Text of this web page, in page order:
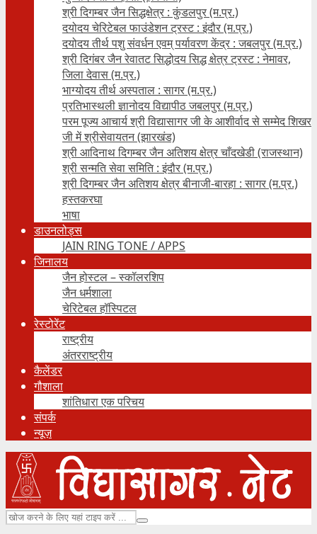
श्री दिगम्बर जैन सिद्धक्षेत्र : कुंडलपुर (म.प्र.)
दयोदय चेरिटेबल फाउंडेशन ट्रस्ट : इंदौर (म.प्र.)
दयोदय तीर्थ पशु संवर्धन एवम्‌ पर्यावरण केंद्र : जबलपुर (म.प्र.)
श्री दिगंबर जैन रेवातट सिद्धोदय सिद्ध क्षेत्र ट्रस्ट : नेमावर,
जिला देवास (म.प्र.)
भाग्योदय तीर्थ अस्पताल : सागर (म.प्र.)
प्रतिभास्थली ज्ञानोदय विद्यापीठ जबलपुर (म.प्र.)
परम पूज्य आचार्य श्री विद्यासागर जी के आशीर्वाद से सम्मेद शिखर
जी में श्रीसेवायतन (झारखंड)
श्री आदिनाथ दिगम्बर जैन अतिशय क्षेत्र चाँदखेडी (राजस्थान)
श्री सन्मति सेवा समिति : इंदौर (म.प्र.)
श्री दिगम्बर जैन अतिशय क्षेत्र बीनाजी-बारहा : सागर (म.प्र.)
हस्तकरघा
भाषा
डाउनलोड्स
JAIN RING TONE / APPS
जिनालय
जैन होस्टल – स्कॉलरशिप
जैन धर्मशाला
चेरिटेबल हॉस्पिटल
रेस्टोरेंट
राष्ट्रीय
अंतरराष्ट्रीय
कैलेंडर
गौशाला
शांतिधारा एक परिचय
संपर्क
न्यूज़